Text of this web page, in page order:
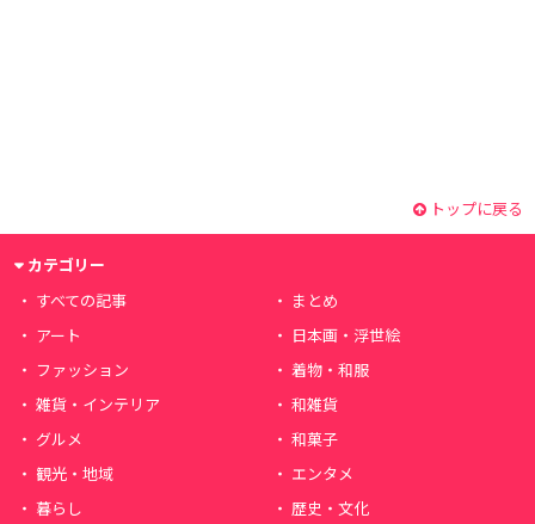
トップに戻る
カテゴリー
すべての記事
まとめ
アート
日本画・浮世絵
ファッション
着物・和服
雑貨・インテリア
和雑貨
グルメ
和菓子
観光・地域
エンタメ
暮らし
歴史・文化